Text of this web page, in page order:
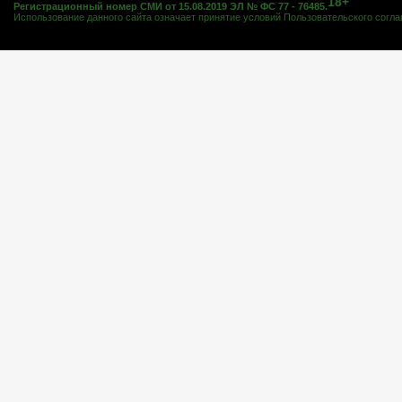
Регистрационный номер СМИ от 15.08.2019 ЭЛ № ФС 77 - 76485.
Использование данного сайта означает принятие условий Пользовательского